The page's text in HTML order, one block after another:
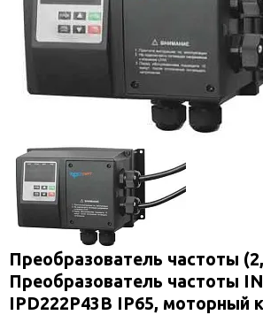
Преобразователь частоты
Преобразователь частоты
IPD222P43B IP65, моторный